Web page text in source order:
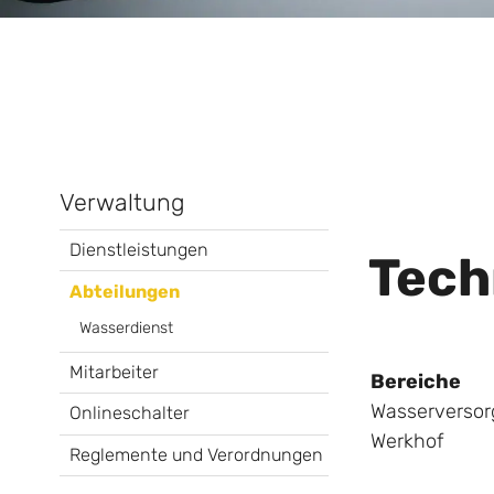
Verwaltung
Dienstleistungen
Abteilungen
Wasserdienst
Mitarbeiter
Onlineschalter
Reglemente und Verordnungen
Bereiche
Werkhof